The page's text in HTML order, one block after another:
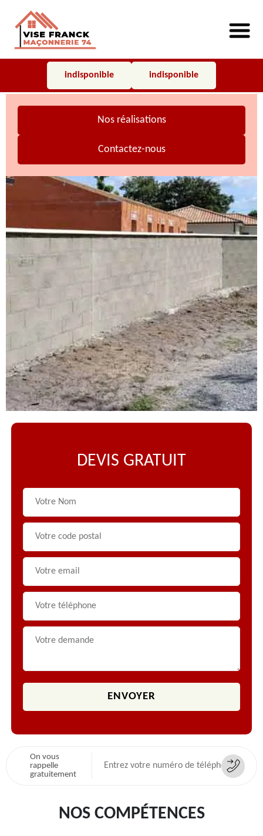
indisponible indisponible
Nos réalisations
Contactez-nous
DEVIS GRATUIT
On vous
rappelle
gratuitement
NOS COMPÉTENCES